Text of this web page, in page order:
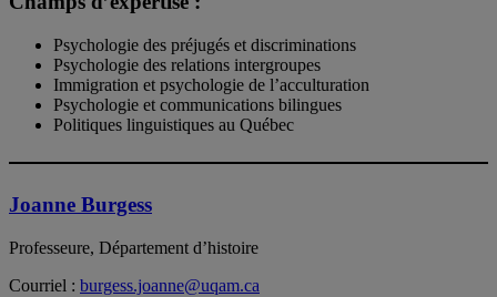
Psychologie des préjugés et discriminations
Psychologie des relations intergroupes
Immigration et psychologie de l’acculturation
Psychologie et communications bilingues
Politiques linguistiques au Québec
Joanne Burgess
Professeure, Département d’histoire
Courriel : burgess.joanne@uqam.ca